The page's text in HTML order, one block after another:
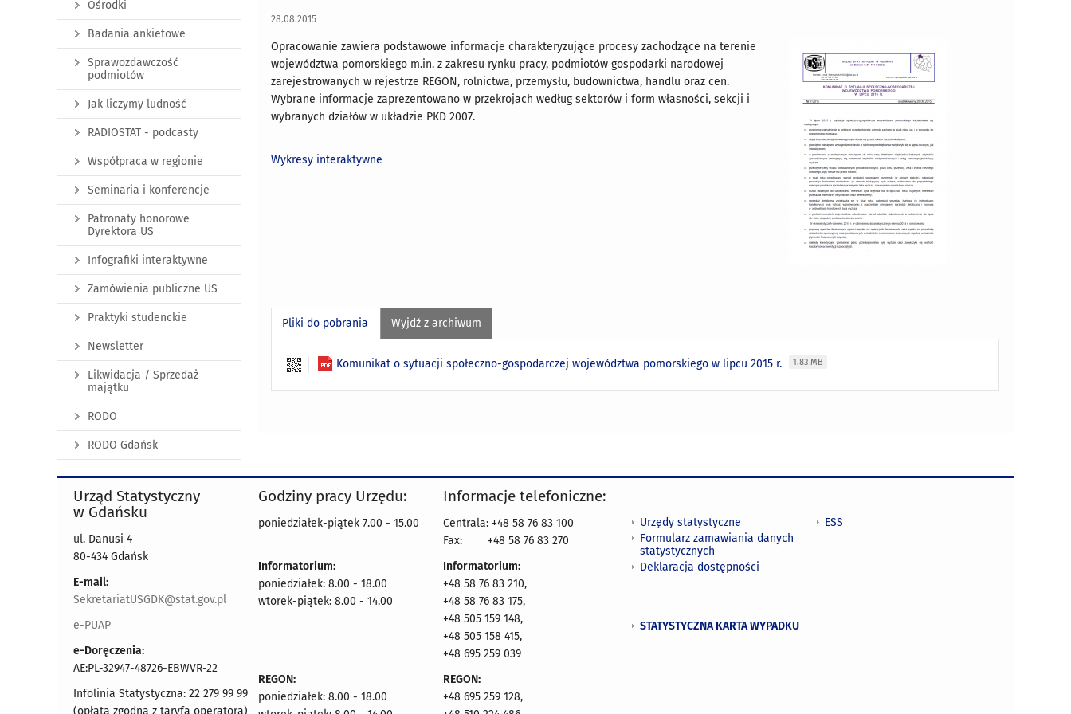
28.08.2015
Opracowanie zawiera podstawowe informacje charakteryzujące procesy zachodzące na terenie
województwa pomorskiego m.in. z zakresu rynku pracy, podmiotów gospodarki narodowej
zarejestrowanych w rejestrze REGON, rolnictwa, przemysłu, budownictwa, handlu oraz cen.
Wybrane informacje zaprezentowano w przekrojach według sektorów i form własności, sekcji i
wybranych działów w układzie PKD 2007.
Wykresy interaktywne
Pliki do pobrania Wyjdź z archiwum
Komunikat o sytuacji społeczno-gospodarczej województwa pomorskiego w lipcu 2015 r. 1.83 MB
Ośrodki
Badania ankietowe
Sprawozdawczość
podmiotów
Jak liczymy ludność
RADIOSTAT - podcasty
Współpraca w regionie
Seminaria i konferencje
Patronaty honorowe
Dyrektora US
Infografiki interaktywne
Zamówienia publiczne US
Praktyki studenckie
Newsletter
Likwidacja / Sprzedaż
majątku
RODO
RODO Gdańsk
Urząd Statystyczny
w Gdańsku
ul. Danusi 4
80-434 Gdańsk
E-mail:
SekretariatUSGDK@stat.gov.pl
e-PUAP
e-Doręczenia:
AE:PL-32947-48726-EBWVR-22
Infolinia Statystyczna: 22 279 99 99
(opłata zgodna z taryfą operatora)
Godziny pracy Urzędu:
poniedziałek-piątek 7.00 - 15.00
Informatorium:
poniedziałek: 8.00 - 18.00
wtorek-piątek: 8.00 - 14.00
REGON:
poniedziałek: 8.00 - 18.00
Informacje telefoniczne:
Centrala: +48 58 76 83 100
Fax:
+48 58 76 83 270
Informatorium:
+48 58 76 83 210,
+48 58 76 83 175,
+48 505 159 148,
+48 505 158 415,
+48 695 259 039
REGON:
+48 695 259 128,
Urzędy statystyczne
Formularz zamawiania danych
statystycznych
Deklaracja dostępności
STATYSTYCZNA KARTA WYPADKU
ESS